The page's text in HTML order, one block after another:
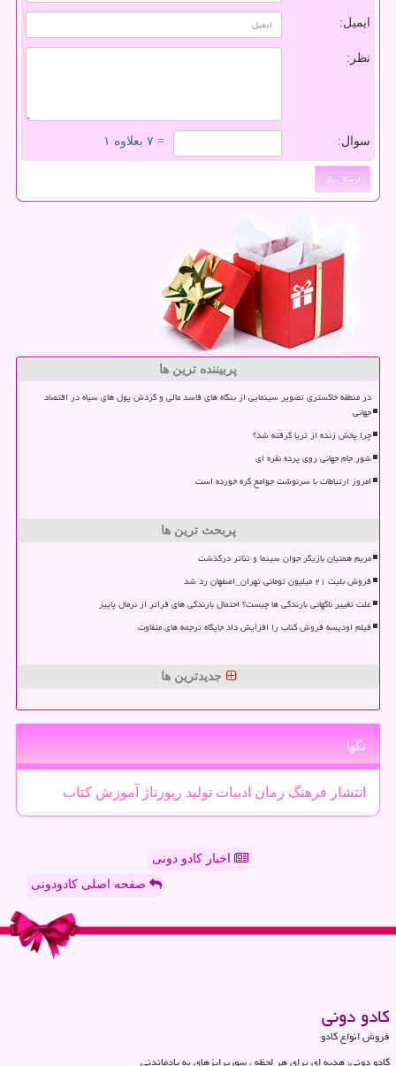
ایمیل:
نظر:
سوال: = ۷ بعلاوه ۱
پربیننده ترین ها
در منطقه خاکستری تصویر سینمایی از بنگاه های فاسد مالی و گردش پول های سیاه در اقتصاد
جهانی
چرا پخش زنده از ثریا گرفته شد؟
شور جام جهانی روی پرده نقره ای
امروز ارتباطات با سرنوشت جوامع گره خورده است
پربحث ترین ها
مریم همتیان بازیگر جوان سینما و تئاتر درگذشت
فروش بلیت ۲۱ میلیون تومانی تهران_اصفهان رد شد
علت تغییر ناگهانی بارندگی ها چیست؟ احتمال بارندگی های فراتر از نرمال پاییز
فیلم اودیسه فروش کتاب را افزایش داد جایگاه ترجمه های متفاوت
جدیدترین ها
تگها
انتشار فرهنگ رمان ادبیات تولید رپورتاژ آموزش كتاب
اخبار کادو دونی
صفحه اصلی کادودونی
كادو دونی
فروش انواع کادو